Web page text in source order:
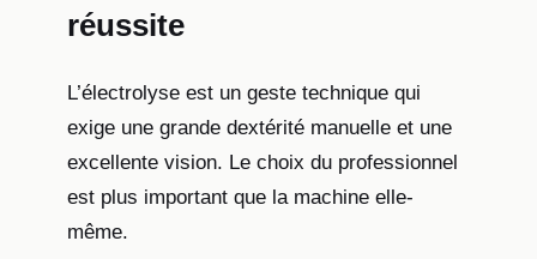
réussite
L’électrolyse est un geste technique qui
exige une grande dextérité manuelle et une
excellente vision. Le choix du professionnel
est plus important que la machine elle-
même.